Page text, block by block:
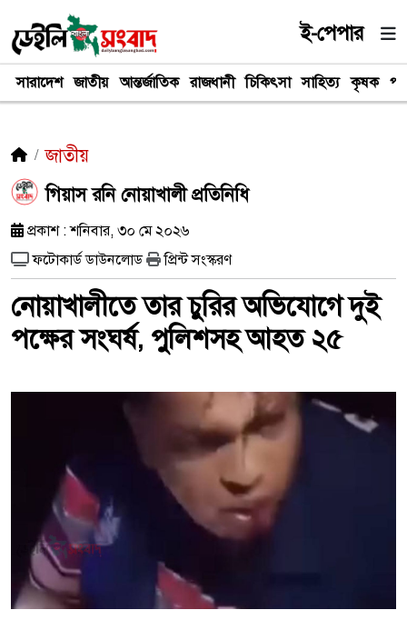
ই-পেপার
সারাদেশ জাতীয় আন্তর্জাতিক রাজধানী চিকিৎসা সাহিত্য কৃষক
জাতীয়
গিয়াস রনি নোয়াখালী প্রতিনিধি
প্রকাশ : শনিবার, ৩০ মে ২০২৬
ফটোকার্ড ডাউনলোড
প্রিন্ট সংস্করণ
নোয়াখালীতে তার চুরির অভিযোগে দুই
পক্ষের সংঘর্ষ, পুলিশসহ আহত ২৫